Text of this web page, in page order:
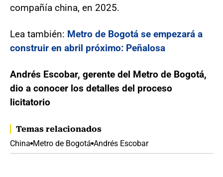
compañía china, en 2025.
Lea también: Metro de Bogotá se empezará a
construir en abril próximo: Peñalosa
Andrés Escobar, gerente del Metro de Bogotá,
dio a conocer los detalles del proceso
licitatorio
Temas relacionados
China Metro de Bogotá Andrés Escobar